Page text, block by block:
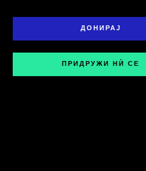
ДОНИРАЈ
ПРИДРУЖИ НЍ СЕ